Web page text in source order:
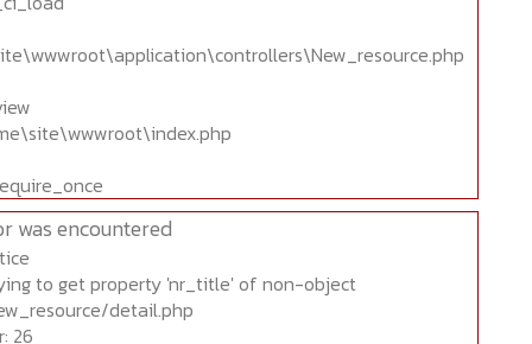
was encountered
to get property 'nr_title' of non-object
detail.php
26